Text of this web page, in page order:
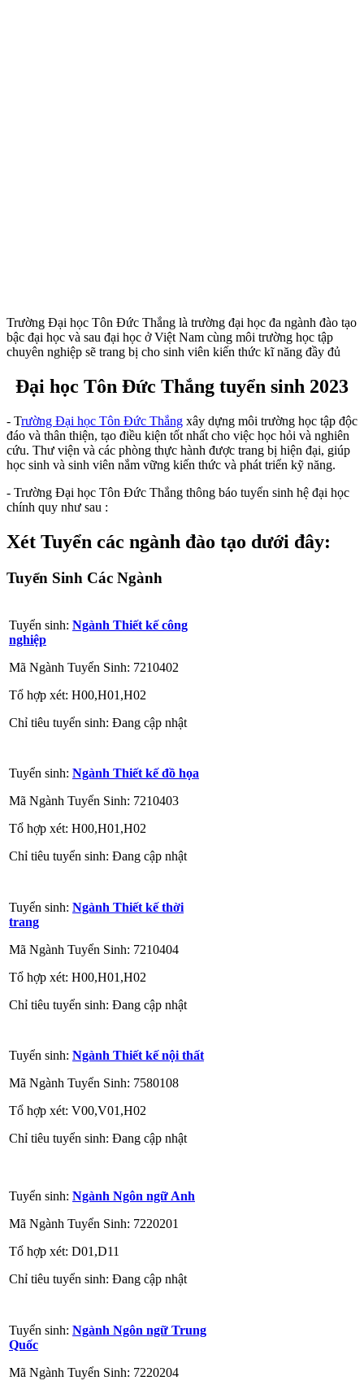
Trường Đại học Tôn Đức Thắng là trường đại học đa ngành đào tạo
bậc đại học và sau đại học ở Việt Nam cùng môi trường học tập
chuyên nghiệp sẽ trang bị cho sinh viên kiến thức kĩ năng đầy đủ
Đại học Tôn Đức Thắng tuyển sinh 2023
- Trường Đại học Tôn Đức Thắng xây dựng môi trường học tập độc
đáo và thân thiện, tạo điều kiện tốt nhất cho việc học hỏi và nghiên
cứu. Thư viện và các phòng thực hành được trang bị hiện đại, giúp
học sinh và sinh viên nắm vững kiến thức và phát triển kỹ năng.
- Trường Đại học Tôn Đức Thắng thông báo tuyển sinh hệ đại học
chính quy như sau :
Xét Tuyển các ngành đào tạo dưới đây:
Tuyển Sinh Các Ngành
Tuyển sinh: Ngành Thiết kế công
nghiệp
Mã Ngành Tuyển Sinh: 7210402
Tổ hợp xét: H00,H01,H02
Chỉ tiêu tuyển sinh: Đang cập nhật
Tuyển sinh: Ngành Thiết kế đồ họa
Mã Ngành Tuyển Sinh: 7210403
Tổ hợp xét: H00,H01,H02
Chỉ tiêu tuyển sinh: Đang cập nhật
Tuyển sinh: Ngành Thiết kế thời
trang
Mã Ngành Tuyển Sinh: 7210404
Tổ hợp xét: H00,H01,H02
Chỉ tiêu tuyển sinh: Đang cập nhật
Tuyển sinh: Ngành Thiết kế nội thất
Mã Ngành Tuyển Sinh: 7580108
Tổ hợp xét: V00,V01,H02
Chỉ tiêu tuyển sinh: Đang cập nhật
Tuyển sinh: Ngành Ngôn ngữ Anh
Mã Ngành Tuyển Sinh: 7220201
Tổ hợp xét: D01,D11
Chỉ tiêu tuyển sinh: Đang cập nhật
Tuyển sinh: Ngành Ngôn ngữ Trung
Quốc
Mã Ngành Tuyển Sinh: 7220204